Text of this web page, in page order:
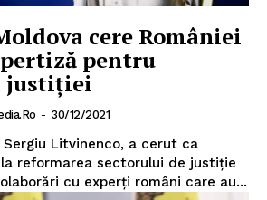
Un proiect
HOUSE ROMÂNIA
cere României
pentru
justiției
- 30/12/2021
Litvinenco, a cerut ca
reformarea sectorului de justiție
cu experți români care au...